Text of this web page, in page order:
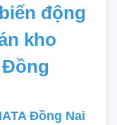
động
kho
Đồng
Đồng Nai